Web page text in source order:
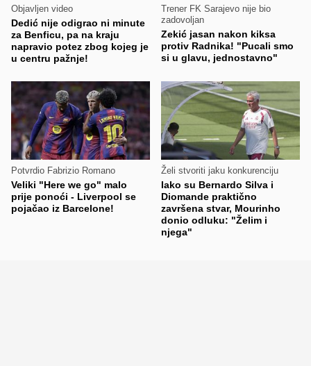
Objavljen video
Dedić nije odigrao ni minute
za Benficu, pa na kraju
napravio potez zbog kojeg je
u centru pažnje!
Trener FK Sarajevo nije bio
zadovoljan
Zekić jasan nakon kiksa
protiv Radnika! "Pucali smo
si u glavu, jednostavno"
Potvrdio Fabrizio Romano
Veliki "Here we go" malo
prije ponoći - Liverpool se
pojačao iz Barcelone!
Želi stvoriti jaku konkurenciju
Iako su Bernardo Silva i
Diomande praktično
završena stvar, Mourinho
donio odluku: "Želim i
njega"